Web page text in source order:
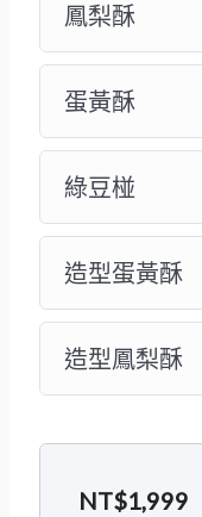
鳳梨酥
蛋黃酥
綠豆椪
造型蛋黃酥
造型鳳梨酥
NT$1,999